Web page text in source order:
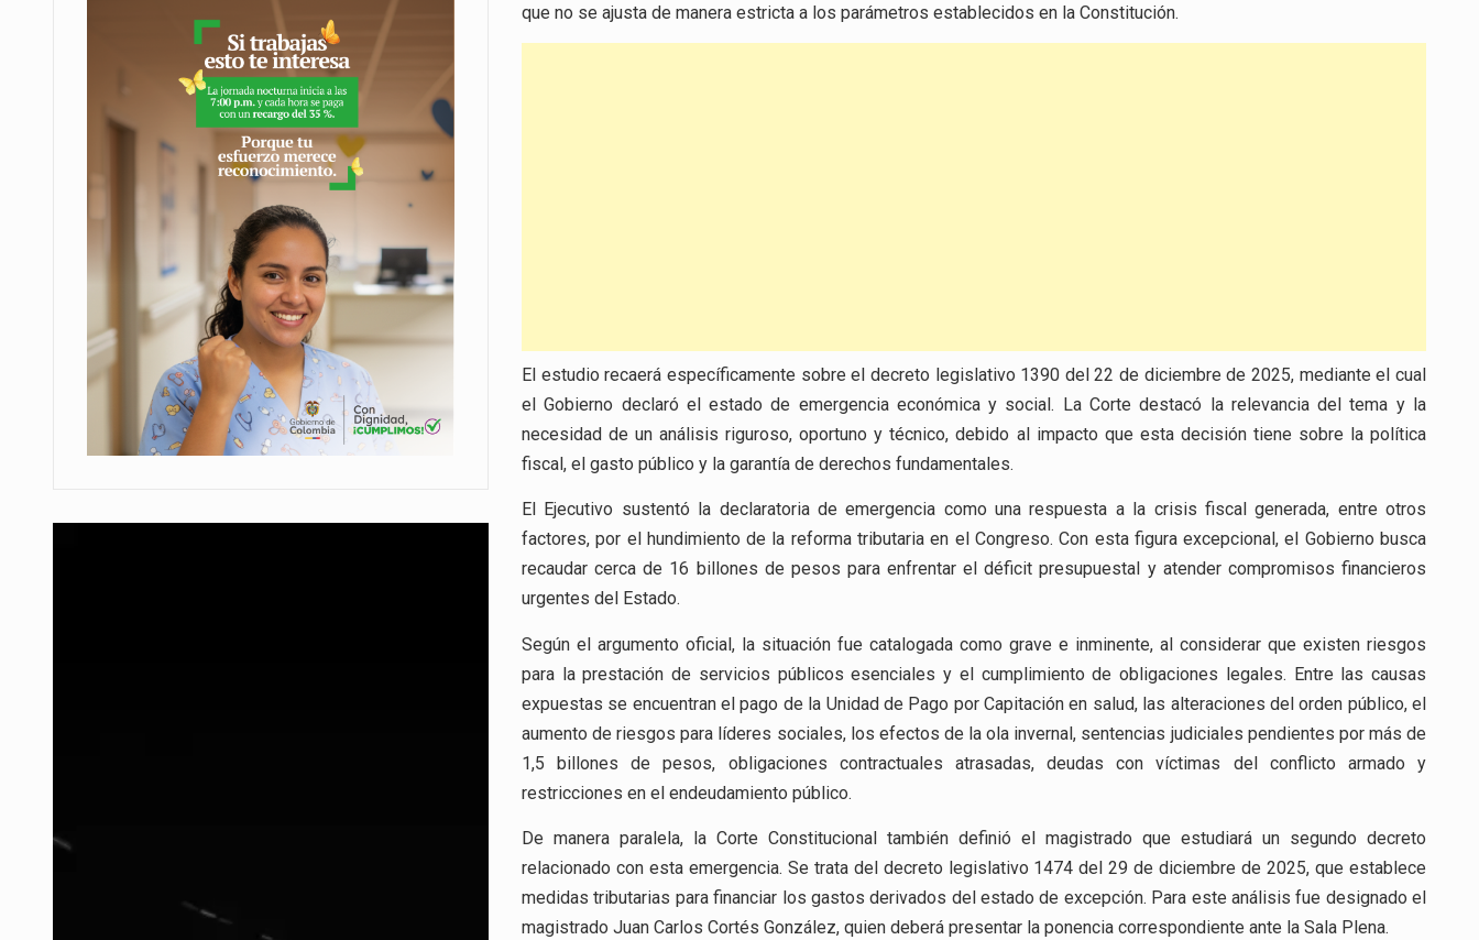
que no se ajusta de manera estricta a los parámetros establecidos en la Constitución.
El estudio recaerá específicamente sobre el decreto legislativo 1390 del 22 de diciembre de 2025, mediante el cual
el Gobierno declaró el estado de emergencia económica y social. La Corte destacó la relevancia del tema y la
necesidad de un análisis riguroso, oportuno y técnico, debido al impacto que esta decisión tiene sobre la política
fiscal, el gasto público y la garantía de derechos fundamentales.
El Ejecutivo sustentó la declaratoria de emergencia como una respuesta a la crisis fiscal generada, entre otros
factores, por el hundimiento de la reforma tributaria en el Congreso. Con esta figura excepcional, el Gobierno busca
recaudar cerca de 16 billones de pesos para enfrentar el déficit presupuestal y atender compromisos financieros
urgentes del Estado.
Según el argumento oficial, la situación fue catalogada como grave e inminente, al considerar que existen riesgos
para la prestación de servicios públicos esenciales y el cumplimiento de obligaciones legales. Entre las causas
expuestas se encuentran el pago de la Unidad de Pago por Capitación en salud, las alteraciones del orden público, el
aumento de riesgos para líderes sociales, los efectos de la ola invernal, sentencias judiciales pendientes por más de
1,5 billones de pesos, obligaciones contractuales atrasadas, deudas con víctimas del conflicto armado y
restricciones en el endeudamiento público.
De manera paralela, la Corte Constitucional también definió el magistrado que estudiará un segundo decreto
relacionado con esta emergencia. Se trata del decreto legislativo 1474 del 29 de diciembre de 2025, que establece
medidas tributarias para financiar los gastos derivados del estado de excepción. Para este análisis fue designado el
magistrado Juan Carlos Cortés González, quien deberá presentar la ponencia correspondiente ante la Sala Plena.